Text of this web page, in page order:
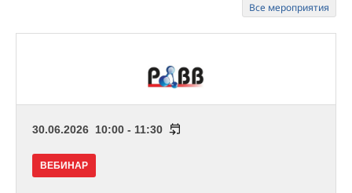
Все мероприятия
30.06.2026 10:00 - 11:30
ВЕБИНАР